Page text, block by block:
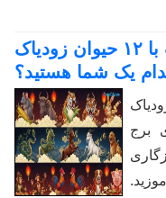
کشف رازهای شخصیت با ۱۲ حیوان زودیاک
یک شما هستید؟
زودیاک
برج